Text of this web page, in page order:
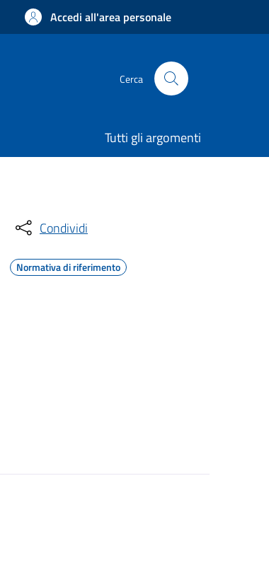
Accedi all'area personale
Cerca
Tutti gli argomenti
Condividi
Normativa di riferimento